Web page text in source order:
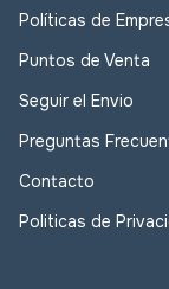
Políticas de
Puntos de Venta
Seguir el Envio
Preguntas
Contacto
Politicas de